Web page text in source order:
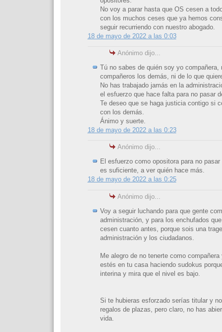
No voy a parar hasta que OS cesen a
con los muchos ceses que ya hemos
seguir recurriendo con nuestro abogado.
18 de mayo de 2022 a las 0:03
Anónimo dijo...
Tú no sabes de quién soy yo compañera,
compañeros los demás, ni de lo que
No has trabajado jamás en la
el esfuerzo que hace falta para no pasar
Te deseo que se haga justicia contigo si
con los demás.
Ánimo y suerte.
18 de mayo de 2022 a las 0:23
Anónimo dijo...
El esfuerzo como opositora para no
es suficiente, a ver quién hace más.
18 de mayo de 2022 a las 0:25
Anónimo dijo...
Voy a seguir luchando para que gente
administración, y para los enchufados
cesen cuanto antes, porque sois una
administración y los ciudadanos.
Me alegro de no tenerte como
estés en tu casa haciendo sudokus
interina y mira que el nivel es bajo.
Si te hubieras esforzado serías titular y
regalos de plazas, pero claro, no has
vida.